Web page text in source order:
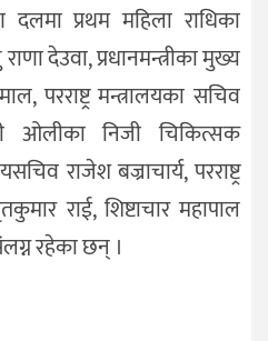
दलमा प्रथम महिला राधिका
राणा देउवा, प्रधानमन्त्रीका मुख्य
परराष्ट्र मन्त्रालयका सचिव
ओलीका निजी चिकित्सक
राजेश बज्राचार्य, परराष्ट्र
राई, शिष्टाचार महापाल
रहेका छन् ।